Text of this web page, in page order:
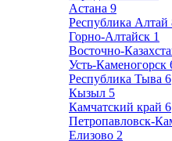
Астана 9
Республика Алтай
Горно-Алтайск 1
Восточно-
Усть-Каменогорск
Республика Тыва 6
Кызыл 5
Камчатский край 6
Петропавловск-
Елизово 2